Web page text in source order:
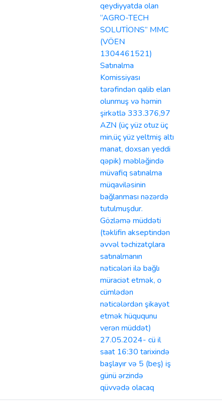
qeydiyyatda olan
“AGRO-TECH
SOLUTİONS” MMC
(VÖEN
1304461521)
Satınalma
Komissiyası
tərəfindən qalib elan
olunmuş və həmin
şirkətlə 333.376,97
AZN (üç yüz otuz üç
min,üç yüz yeltmiş altı
manat, doxsan yeddi
qəpik) məbləğində
müvafiq satınalma
müqaviləsinin
bağlanması nəzərdə
tutulmuşdur.
Gözləmə müddəti
(təklifin akseptindən
əvvəl təchizatçılara
satınalmanın
nəticələri ilə bağlı
müraciət etmək, o
cümlədən
nəticələrdən şikayət
etmək hüququnu
verən müddət)
27.05.2024- cü il
saat 16:30 tarixində
başlayır və 5 (beş) iş
günü ərzində
qüvvədə olacaq